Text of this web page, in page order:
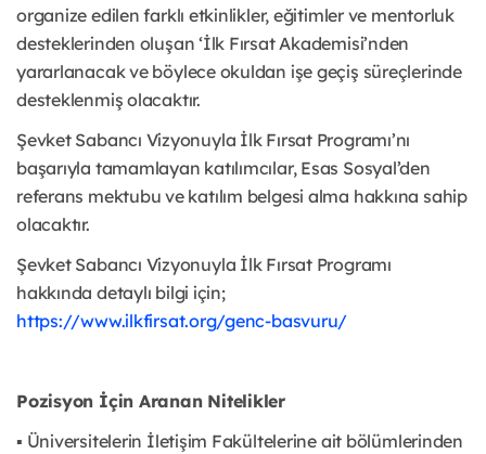
organize edilen farklı etkinlikler, eğitimler ve mentorluk
desteklerinden oluşan ‘İlk Fırsat Akademisi’nden
yararlanacak ve böylece okuldan işe geçiş süreçlerinde
desteklenmiş olacaktır.
Şevket Sabancı Vizyonuyla İlk Fırsat Programı’nı
başarıyla tamamlayan katılımcılar, Esas Sosyal’den
referans mektubu ve katılım belgesi alma hakkına sahip
olacaktır.
Şevket Sabancı Vizyonuyla İlk Fırsat Programı
hakkında detaylı bilgi için;
https://www.ilkfirsat.org/genc-basvuru/
Pozisyon İçin Aranan Nitelikler
▪ Üniversitelerin İletişim Fakültelerine ait bölümlerinden